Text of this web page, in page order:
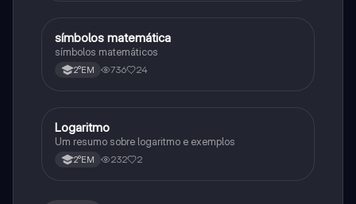
Matematica
símbolos matemática
símbolos matemáticos
2°EM 736 24
Matematica
Logaritmo
Um resumo sobre logaritmo e exemplos
2°EM 232 2